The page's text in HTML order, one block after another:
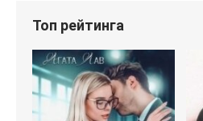
Топ рейтинга